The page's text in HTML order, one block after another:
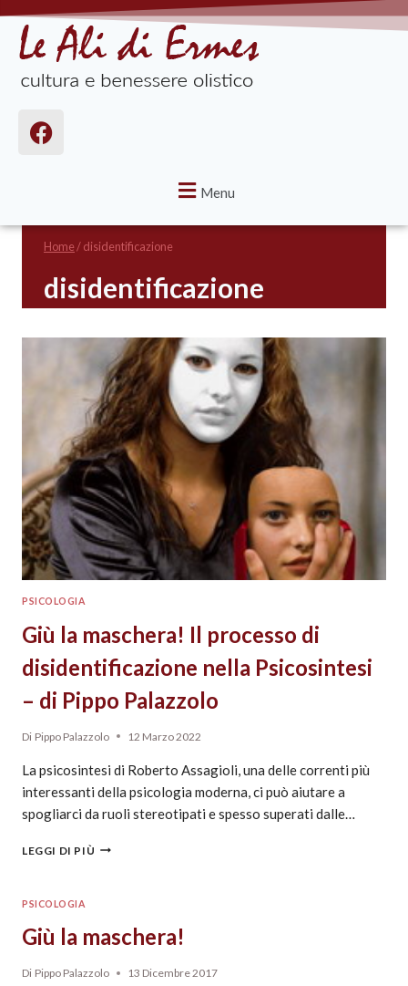
Menu
Home/disidentificazione
disidentificazione
PSICOLOGIA
Giù la maschera! Il processo di
disidentificazione nella Psicosintesi
– di Pippo Palazzolo
Di Pippo Palazzolo 12 Marzo 2022
La psicosintesi di Roberto Assagioli, una delle correnti più
interessanti della psicologia moderna, ci può aiutare a
spogliarci da ruoli stereotipati e spesso superati dalle…
LEGGI DI PIÙ
PSICOLOGIA
Giù la maschera!
Di Pippo Palazzolo 13 Dicembre 2017